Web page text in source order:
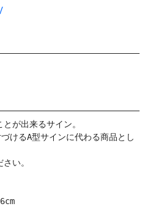
が出来るサイン。
づけるA型サインに代わる商品とし
い。